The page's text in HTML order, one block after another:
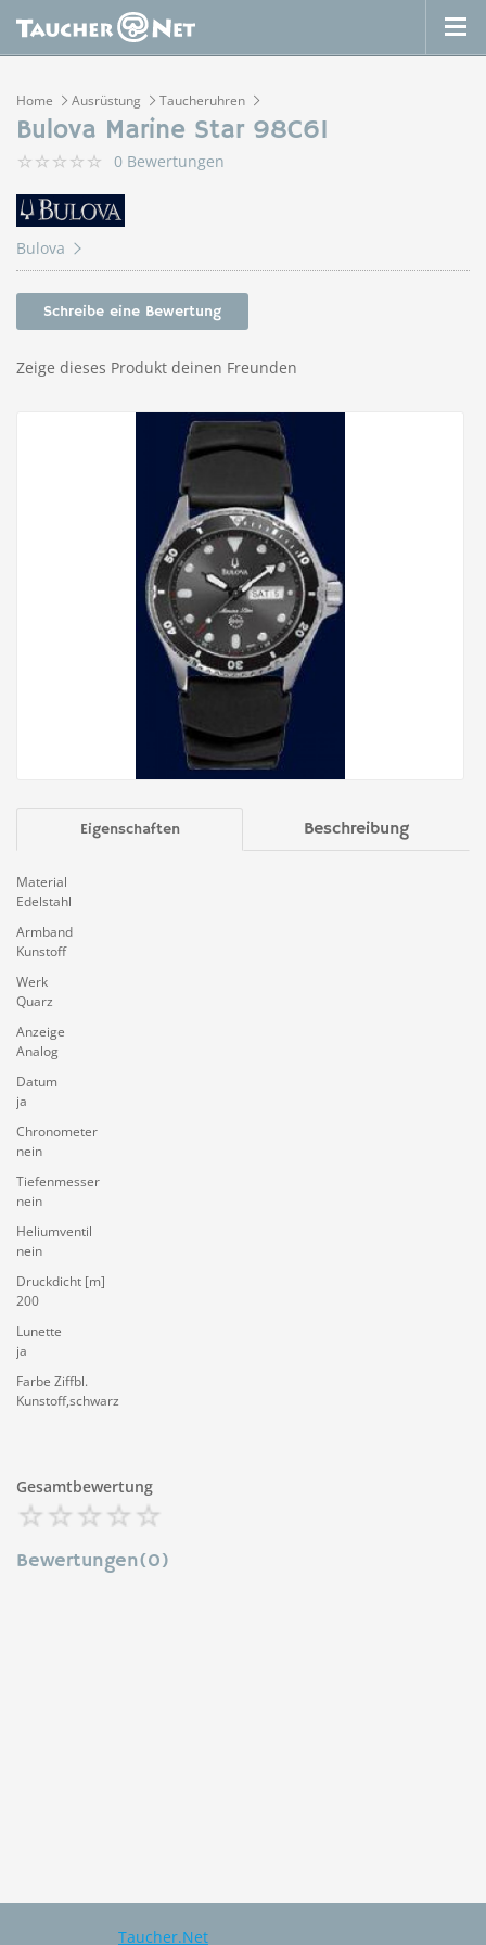
Home Ausrüstung Taucheruhren
Bulova Marine Star 98C61
0 Bewertungen
Bulova
Schreibe eine Bewertung
Zeige dieses Produkt deinen Freunden
Eigenschaften Beschreibung
Material
Edelstahl
Armband
Kunstoff
Werk
Quarz
Anzeige
Analog
Datum
ja
Chronometer
nein
Tiefenmesser
nein
Heliumventil
nein
Druckdicht [m]
200
Lunette
ja
Farbe Ziffbl.
Kunstoff,schwarz
Gesamtbewertung
Bewertungen(0)
Taucher.Net